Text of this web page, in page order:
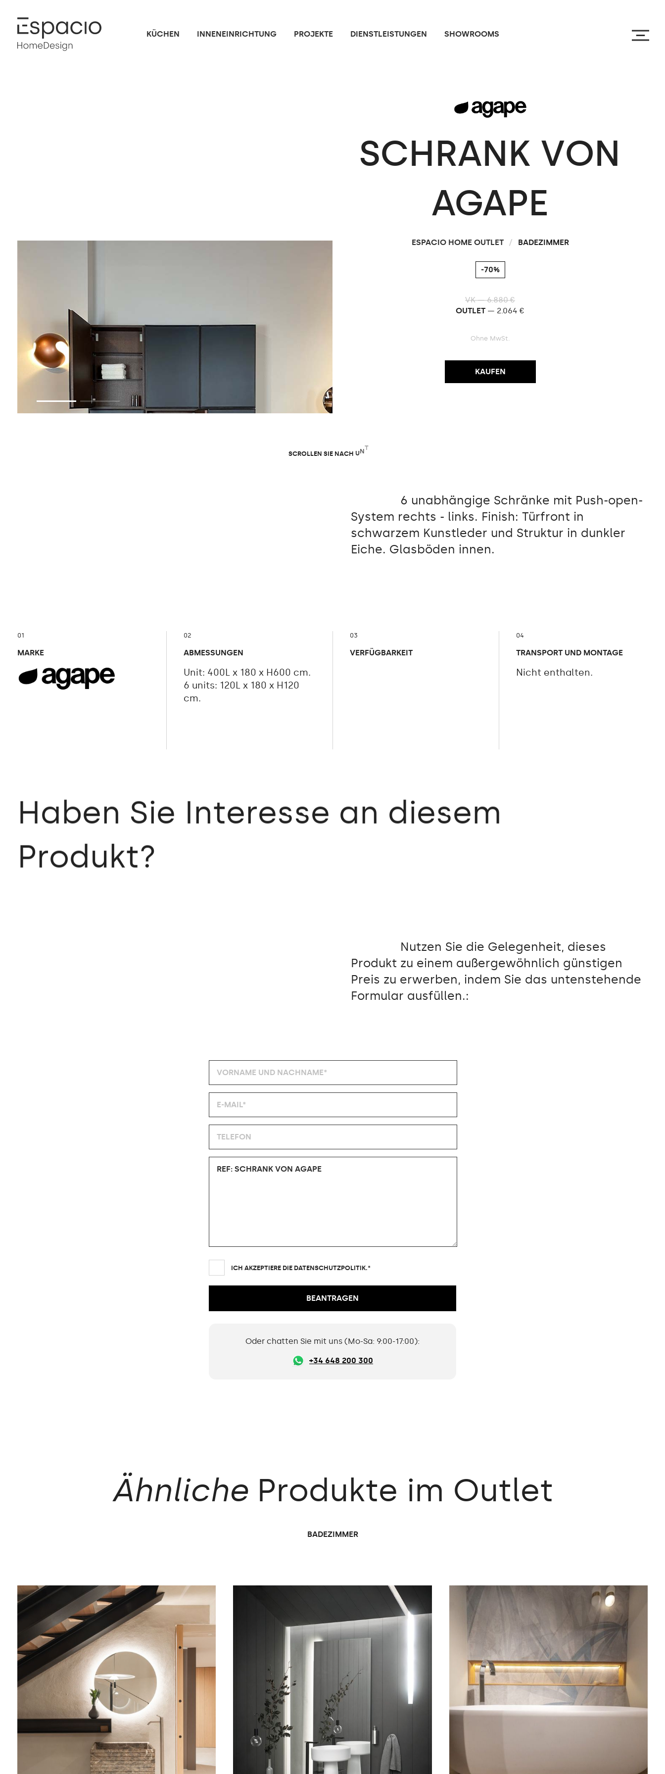
KÜCHEN INNENEINRICHTUNG PROJEKTE DIENSTLEISTUNGEN SHOWROOMS
SCHRANK VON
AGAPE
ESPACIO HOME OUTLET / BADEZIMMER
-70%
VK — 6.880 €
OUTLET — 2.064 €
Ohne MwSt.
KAUFEN
SCROLLEN SIE NACH UN
6 unabhängige Schränke mit Push-open-
System rechts - links. Finish: Türfront in
schwarzem Kunstleder und Struktur in dunkler
Eiche. Glasböden innen.
01
MARKE
02
ABMESSUNGEN
Unit: 400L x 180 x H600 cm.
6 units: 120L x 180 x H120
cm.
03
VERFÜGBARKEIT
04
TRANSPORT UND MONTAGE
Nicht enthalten.
Haben Sie Interesse an diesem
Produkt?
Nutzen Sie die Gelegenheit, dieses
Produkt zu einem außergewöhnlich günstigen
Preis zu erwerben, indem Sie das untenstehende
Formular ausfüllen.:
ICH AKZEPTIERE DIE DATENSCHUTZPOLITIK.*
Oder chatten Sie mit uns (Mo-Sa: 9:00-17:00):
+34 648 200 300
Ähnliche Produkte im Outlet
BADEZIMMER